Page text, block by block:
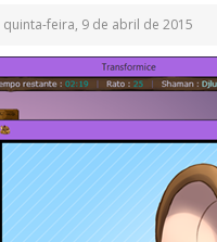
quinta-feira, 9 de abril de 2015